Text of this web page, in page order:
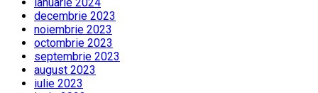
decembrie 2023
noiembrie 2023
octombrie 2023
septembrie 2023
august 2023
iulie 2023